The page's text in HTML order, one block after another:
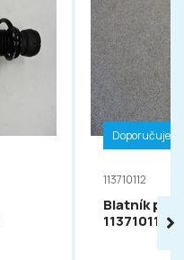
113710112
Blatník
113710112